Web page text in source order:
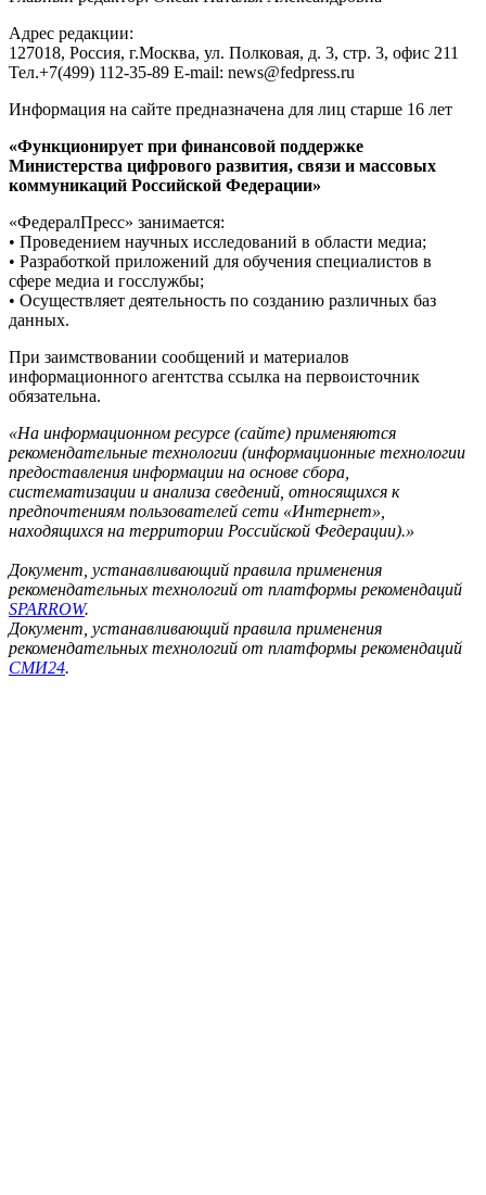
Адрес редакции:
127018, Россия, г.Москва, ул. Полковая, д. 3, стр. 3, офис 211
Тел.+7(499) 112-35-89 E-mail: news@fedpress.ru
Информация на сайте предназначена для лиц старше 16 лет
«Функционирует при финансовой поддержке
Министерства цифрового развития, связи и массовых
коммуникаций Российской Федерации»
«ФедералПресс» занимается:
• Проведением научных исследований в области медиа;
• Разработкой приложений для обучения специалистов в
сфере медиа и госслужбы;
• Осуществляет деятельность по созданию различных баз
данных.
При заимствовании сообщений и материалов
информационного агентства ссылка на первоисточник
обязательна.
«На информационном ресурсе (сайте) применяются
рекомендательные технологии (информационные технологии
предоставления информации на основе сбора,
систематизации и анализа сведений, относящихся к
предпочтениям пользователей сети «Интернет»,
находящихся на территории Российской Федерации).»
Документ, устанавливающий правила применения
рекомендательных технологий от платформы рекомендаций
SPARROW.
Документ, устанавливающий правила применения
рекомендательных технологий от платформы рекомендаций
СМИ24.